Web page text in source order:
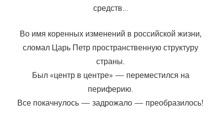
средств…
Во имя коренных изменений в российской жизни,
сломал Царь Петр пространственную структуру
страны.
Был «центр в центре» — переместился на
периферию.
Все покачнулось — задрожало — преобразилось!